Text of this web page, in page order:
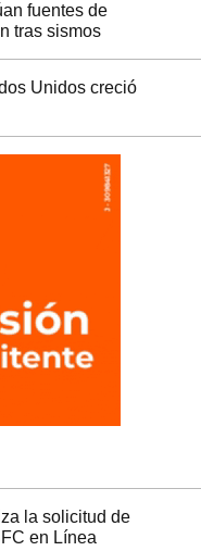
fuentes de
tras sismos
Unidos creció
la solicitud de
en Línea